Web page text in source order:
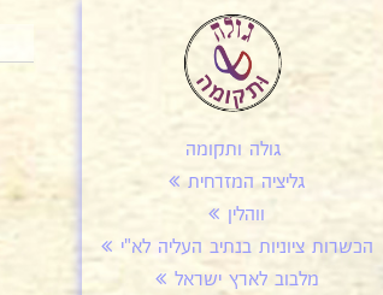
גולה ותקומה
גליציה המזרחית
ווהלין
הכשרות ציוניות בנתיב העליה לא"י
מלבוב לארץ ישראל